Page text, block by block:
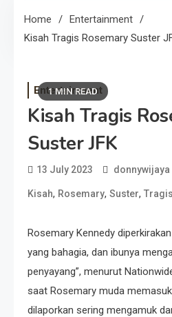
Home
Entertainment
Kisah Tragis Rosemary Suster
1 MIN READ
Entertainment
Kisah Tragis
Suster JFK
13 July 2023 donnywijaya
Kisah, Rosemary, Suster, Tragis
Rosemary Kennedy
yang bahagia, dan ibunya
penyayang”, menurut
saat Rosemary muda
dilaporkan sering mengamuk